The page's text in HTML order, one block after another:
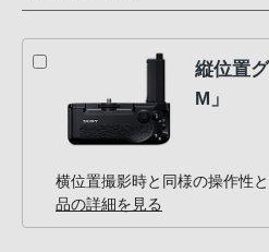
縦位置
M」
横位置撮影時と同様の操作性
品の詳細を見る